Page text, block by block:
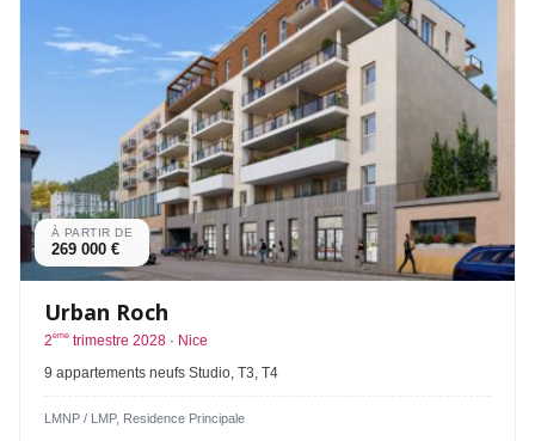
À PARTIR DE
269 000 €
Urban Roch
2ème trimestre 2028 · Nice
9 appartements neufs Studio, T3, T4
LMNP / LMP, Residence Principale